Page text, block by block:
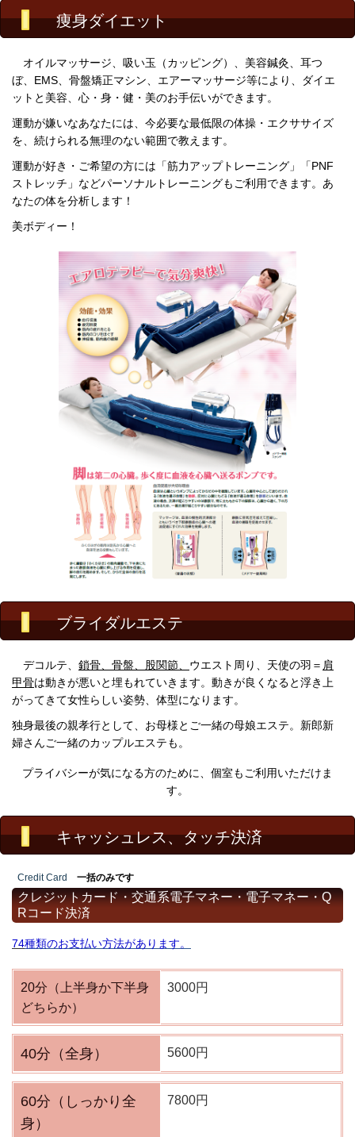
痩身ダイエット
オイルマッサージ、吸い玉（カッピング）、美容鍼灸、耳つ
ぼ、EMS、骨盤矯正マシン、エアーマッサージ等により、ダイエ
ットと美容、心・身・健・美のお手伝いができます。
運動が嫌いなあなたには、今必要な最低限の体操・エクササイズ
を、続けられる無理のない範囲で教えます。
運動が好き・ご希望の方には「筋力アップトレーニング」「PNF
ストレッチ」などパーソナルトレーニングもご利用できます。あ
なたの体を分析します！
美ボディー！
ブライダルエステ
デコルテ、 鎖骨、骨盤、股関節、 ウエスト周り、天使の羽＝ 肩
甲骨は動きが悪いと埋もれていきます。動きが良くなると浮き上
がってきて女性らしい姿勢、体型になります。
独身最後の親孝行として、お母様とご一緒の母娘エステ。新郎新
婦さんご一緒のカップルエステも。
プライバシーが気になる方のために、個室もご利用いただけま
す。
キャッシュレス、タッチ決済
Credit Card 一括のみです
クレジットカード・交通系電子マネー・電子マネー・Q
Rコード決済
74種類のお支払い方法があります。
20分（上半身か下半身
どちらか）
3000円
40分（全身） 5600円
60分（しっかり全
身）
7800円